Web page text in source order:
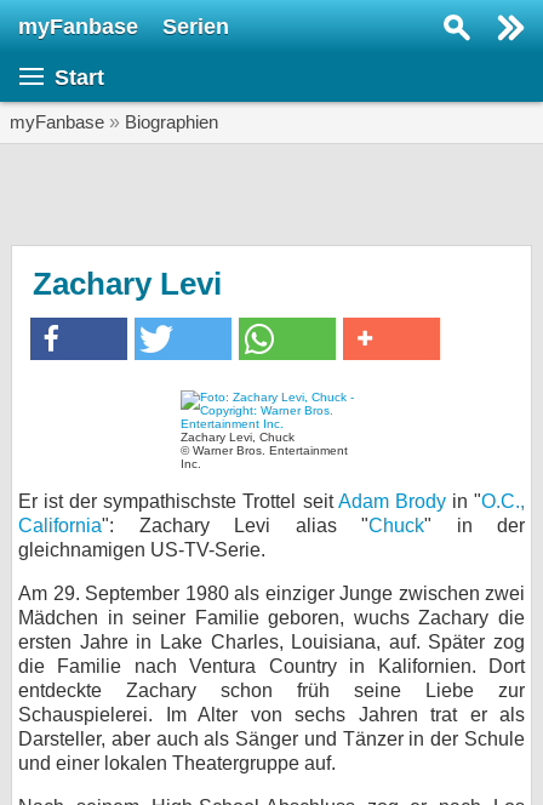
myFanbase Serien
Start
myFanbase » Biographien
Zachary Levi
Zachary Levi, Chuck
© Warner Bros. Entertainment
Inc.
Er ist der sympathischste Trottel seitAdam Brodyin "O.C.,
California": Zachary Levi alias "Chuck" in der
gleichnamigen US-TV-Serie.
Am 29. September 1980 als einziger Junge zwischen zwei
Mädchen in seiner Familie geboren, wuchs Zachary die
ersten Jahre in Lake Charles, Louisiana, auf. Später zog
die Familie nach Ventura Country in Kalifornien. Dort
entdeckte Zachary schon früh seine Liebe zur
Schauspielerei. Im Alter von sechs Jahren trat er als
Darsteller, aber auch als Sänger und Tänzer in der Schule
und einer lokalen Theatergruppe auf.
Veranstaltungen
KULTUR
Specials
SERVICE
Forum
bei Facebook
Kontakt
Nutzungsbedingungen